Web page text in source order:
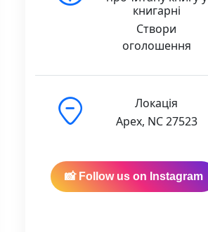
книгарні
Створи
оголошення
Локація
Apex, NC 27523
📸 Follow us on Instagram